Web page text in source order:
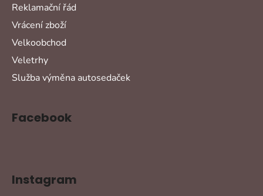
Reklamační řád
Vrácení zboží
Velkoobchod
Veletrhy
Služba výměna autosedaček
Facebook
Instagram